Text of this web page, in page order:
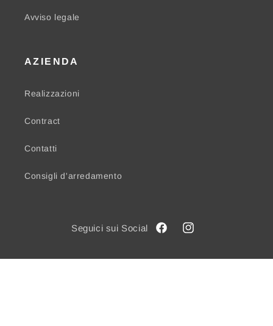
Avviso legale
AZIENDA
Realizzazioni
Contract
Contatti
Consigli d'arredamento
FacebookInstagram